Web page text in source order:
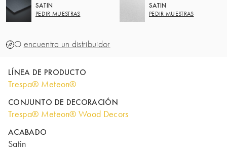
SATIN
PEDIR MUESTRAS
SATIN
PEDIR MUESTRAS
O encuentra un distribuidor
LÍNEA DE PRODUCTO
Trespa® Meteon®
CONJUNTO DE DECORACIÓN
Trespa® Meteon® Wood Decors
ACABADO
Satin